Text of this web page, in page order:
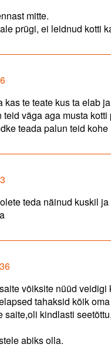
mitte.
prügi, ei leidnud kotti
te teate kus ta elab
väga aga musta
teada palun teid kohe
teda näinud kuskil
võiksite nüüd
tahaksid kõik
saite,oli kindlasti
abiks olla.